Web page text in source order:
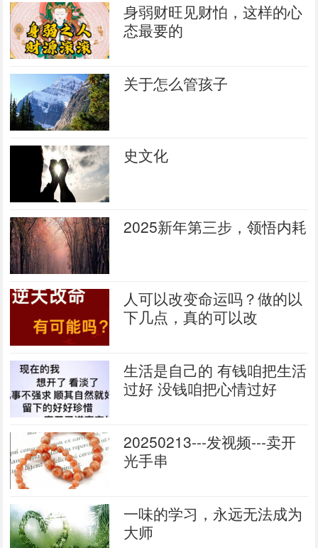
身弱财旺见财怕，这样的心
态最要的
关于怎么管孩子
史文化
2025新年第三步，领悟内耗
人可以改变命运吗？做的以
下几点，真的可以改
生活是自己的 有钱咱把生活
过好 没钱咱把心情过好
20250213---发视频---卖开
光手串
一味的学习，永远无法成为
大师